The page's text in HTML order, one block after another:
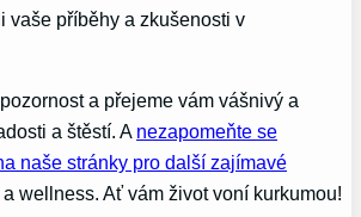
vaše příběhy a zkušenosti v
a přejeme vám vášnivý a
a štěstí. A nezapomeňte se
naše stránky pro další zajímavé
wellness. Ať vám život voní kurkumou!